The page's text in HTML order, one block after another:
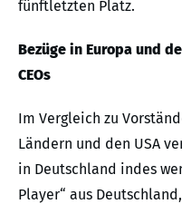
fünftletzten Platz.
Bezüge in Europa und
CEOs
Im Vergleich zu
Ländern und den USA
in Deutschland indes
Player“ aus